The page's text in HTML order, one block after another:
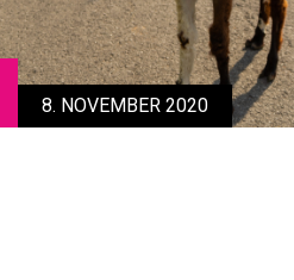
8. NOVEMBER 2020